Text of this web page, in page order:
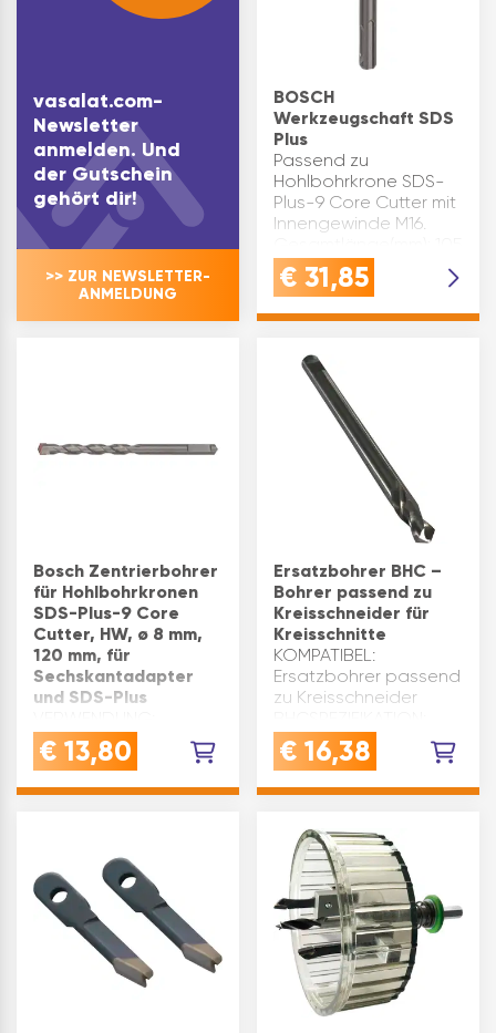
vasalat.com-
Newsletter
anmelden. Und
der Gutschein
gehört dir!
>> ZUR NEWSLETTER-
ANMELDUNG
BOSCH
Werkzeugschaft SDS
Plus
Passend zu
Hohlbohrkrone SDS-
Plus-9 Core Cutter mit
Innengewinde M16.
Aufnahme: SDS-Plus
Marke: Bosch
€ 31,85
Bosch Zentrierbohrer
für Hohlbohrkronen
SDS-Plus-9 Core
Cutter, HW, ø 8 mm,
120 mm, für
Sechskantadapter
und SDS-Plus
Zentrierbohrer für
Hohlbohrkronen mit
SechskantadapterQUALITÄT:
Ergebnisse - Qualität,
die Hand und
Heimwerker
schätzenVORTEIL:
Passe…
€ 13,80
Ersatzbohrer BHC –
Bohrer passend zu
Kreisschneider für
Kreisschnitte
KOMPATIBEL:
Ersatzbohrer passend
zu Kreisschneider
Type:
72117LIEFERUMFANG: 1x
€ 16,38